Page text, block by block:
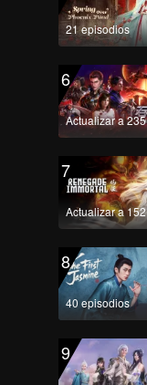
21 episodios
6
Actualizar a 235
7
Actualizar a 152
8
40 episodios
9